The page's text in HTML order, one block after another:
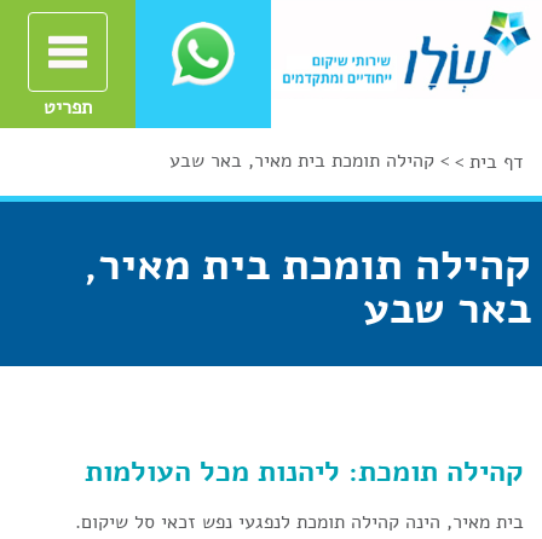
תפריט
דף בית > > קהילה תומכת בית מאיר, באר שבע
קהילה תומכת בית מאיר,
באר שבע
קהילה תומכת: ליהנות מכל העולמות
בית מאיר, הינה קהילה תומכת לנפגעי נפש זכאי סל שיקום.